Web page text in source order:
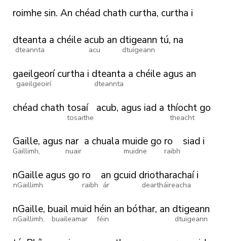
roimhesin. An chéad chath curtha, curtha i
dteanta
dteannta
a chéile acub
acu
an dtigeann
dtuigeann
tú, na
gaeilgeorí
gaeilgeoirí
curtha i dteanta
dteannta
a chéile agus an
chéad chath tosaí
tosaithe
acub, agus iad a thíocht
theacht
go
Gaille,
Gaillimh,
agus nar
nuair
a chuala muide
muidne
go ro
raibh
siad i
nGaille
nGaillimh
agus go ro
raibh
an
ár
gcuid driotharachaí
deartháireacha
i
nGaille,
nGaillimh,
buail muid
buaileamar
héin
féin
an bóthar, an dtigeann
dtuigeann